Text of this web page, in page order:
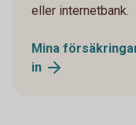
eller internetbank.
Mina
in